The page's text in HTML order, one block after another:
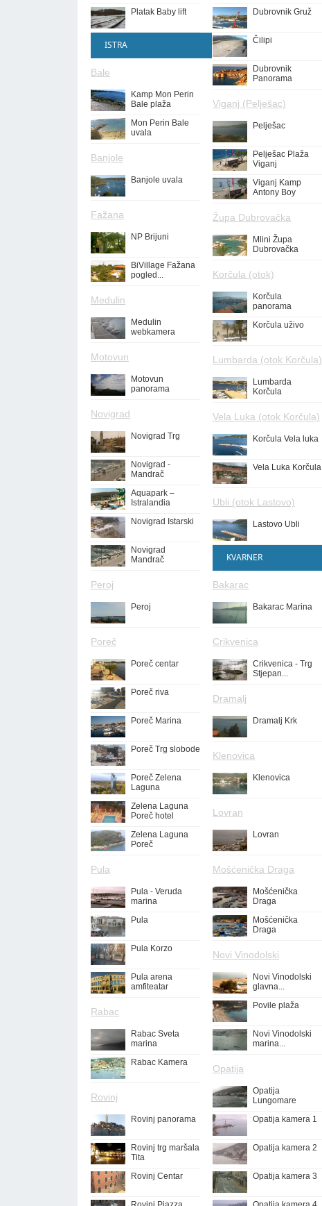
Platak Baby lift
ISTRA
Bale
Kamp Mon Perin
Bale plaža
Mon Perin Bale
uvala
Banjole
Banjole uvala
Fažana
NP Brijuni
BiVillage Fažana
pogled...
Medulin
Medulin
webkamera
Motovun
Motovun
panorama
Novigrad
Novigrad Trg
Novigrad -
Mandrač
Aquapark –
Istralandia
Novigrad Istarski
Novigrad
Mandrač
Peroj
Peroj
Poreč
Poreč centar
Poreč riva
Poreč Marina
Poreč Trg slobode
Poreč Zelena
Laguna
Zelena Laguna
Poreč hotel
Zelena Laguna
Poreč
Pula
Pula - Veruda
marina
Pula
Pula Korzo
Pula arena
amfiteatar
Rabac
Rabac Sveta
marina
Rabac Kamera
Rovinj
Rovinj panorama
Rovinj trg maršala
Tita
Rovinj Centar
Dubrovnik Gruž
Čilipi
Dubrovnik
Panorama
Viganj (Pelješac)
Pelješac
Pelješac Plaža
Viganj
Viganj Kamp
Antony Boy
Župa Dubrovačka
Mlini Župa
Dubrovačka
Korčula (otok)
Korčula
panorama
Korčula uživo
Lumbarda (otok Korčula)
Lumbarda
Korčula
Vela Luka (otok Korčula)
Korčula Vela luka
Vela Luka Korčula
Ubli (otok Lastovo)
Lastovo Ubli
KVARNER
Bakarac
Bakarac Marina
Crikvenica
Crikvenica - Trg
Stjepan...
Dramalj
Dramalj Krk
Klenovica
Klenovica
Lovran
Lovran
Mošćenička Draga
Mošćenička
Draga
Mošćenička
Draga
Novi Vinodolski
Novi Vinodolski
glavna...
Povile plaža
Novi Vinodolski
marina...
Opatija
Opatija
Lungomare
Opatija kamera 1
Opatija kamera 2
Opatija kamera 3